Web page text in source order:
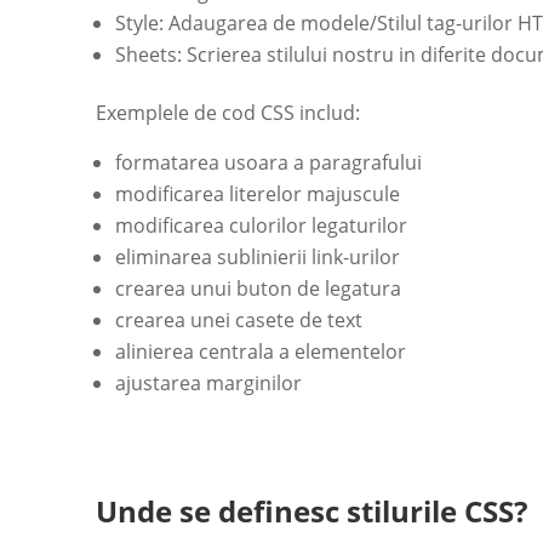
Style: Adaugarea de modele/Stilul tag-urilor
Sheets: Scrierea stilului nostru in diferite
Exemplele de cod CSS includ:
formatarea usoara a paragrafului
modificarea literelor majuscule
modificarea culorilor legaturilor
eliminarea sublinierii link-urilor
crearea unui buton de legatura
crearea unei casete de text
alinierea centrala a elementelor
ajustarea marginilor
Unde se definesc stilurile CSS?